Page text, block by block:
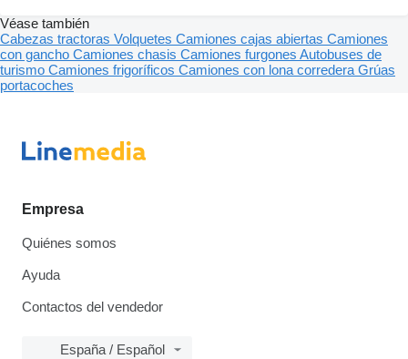
Véase también
Cabezas tractoras Volquetes Camiones cajas abiertas Camiones
con gancho Camiones chasis Camiones furgones Autobuses de
turismo Camiones frigoríficos Camiones con lona corredera Grúas
portacoches
Empresa
Quiénes somos
Ayuda
Contactos del vendedor
España / Español